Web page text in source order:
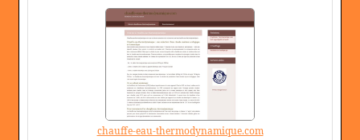
chauffe-eau-thermodynamique.com